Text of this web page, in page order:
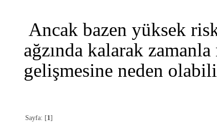
Ancak bazen yüksek
ağzında kalarak
gelişmesine neden
Sayfa: [1]